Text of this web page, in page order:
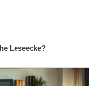
Leseecke?